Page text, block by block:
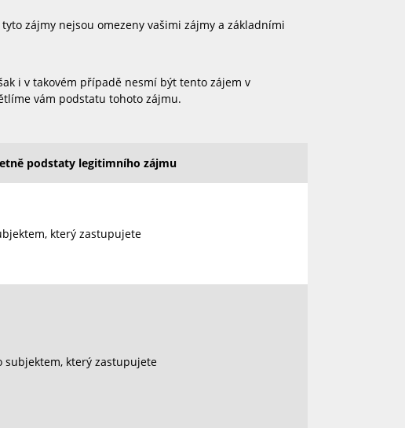
zájmy nejsou omezeny vašimi zájmy a základními
i v takovém případě nesmí být tento zájem v
vám podstatu tohoto zájmu.
podstaty legitimního zájmu
který zastupujete
subjektem, který zastupujete